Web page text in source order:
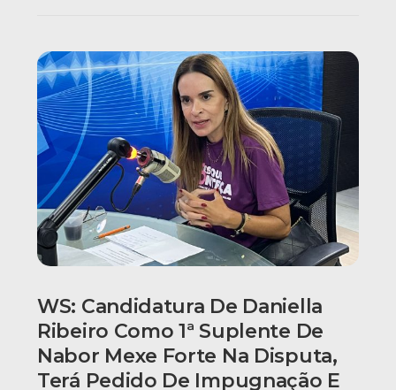
WS: Candidatura De Daniella
Ribeiro Como 1ª Suplente De
Nabor Mexe Forte Na Disputa,
Terá Pedido De Impugnação E